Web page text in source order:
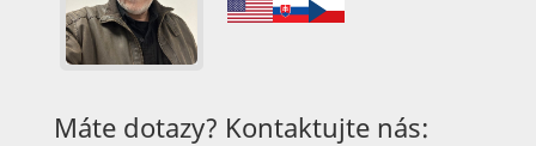
Máte dotazy? Kontaktujte nás: